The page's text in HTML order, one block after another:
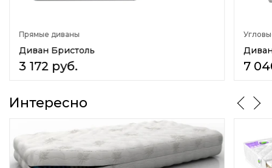
Прямые диваны
Диван Бристоль
3 172 руб. 7
Интересно